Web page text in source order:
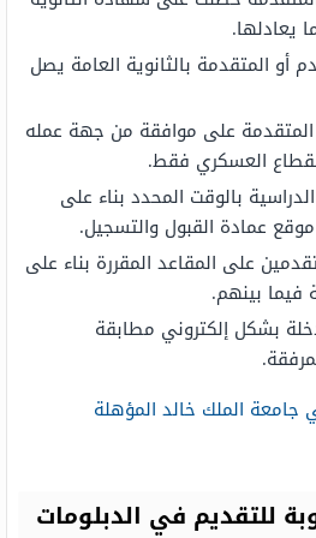
يعادلها.
أو المتقدمة بالثانوية العامة يصل
على موافقة من جهة عمله
العسكري فقط.
بالوقت المحدد بناء على
موقع عمادة القبول والتسجيل.
على المقاعد المقررة بناء على
فيما بينهم.
بشكل إلكتروني مطابقة
الملك خالد المؤهلة
للتقديم في الدبلومات